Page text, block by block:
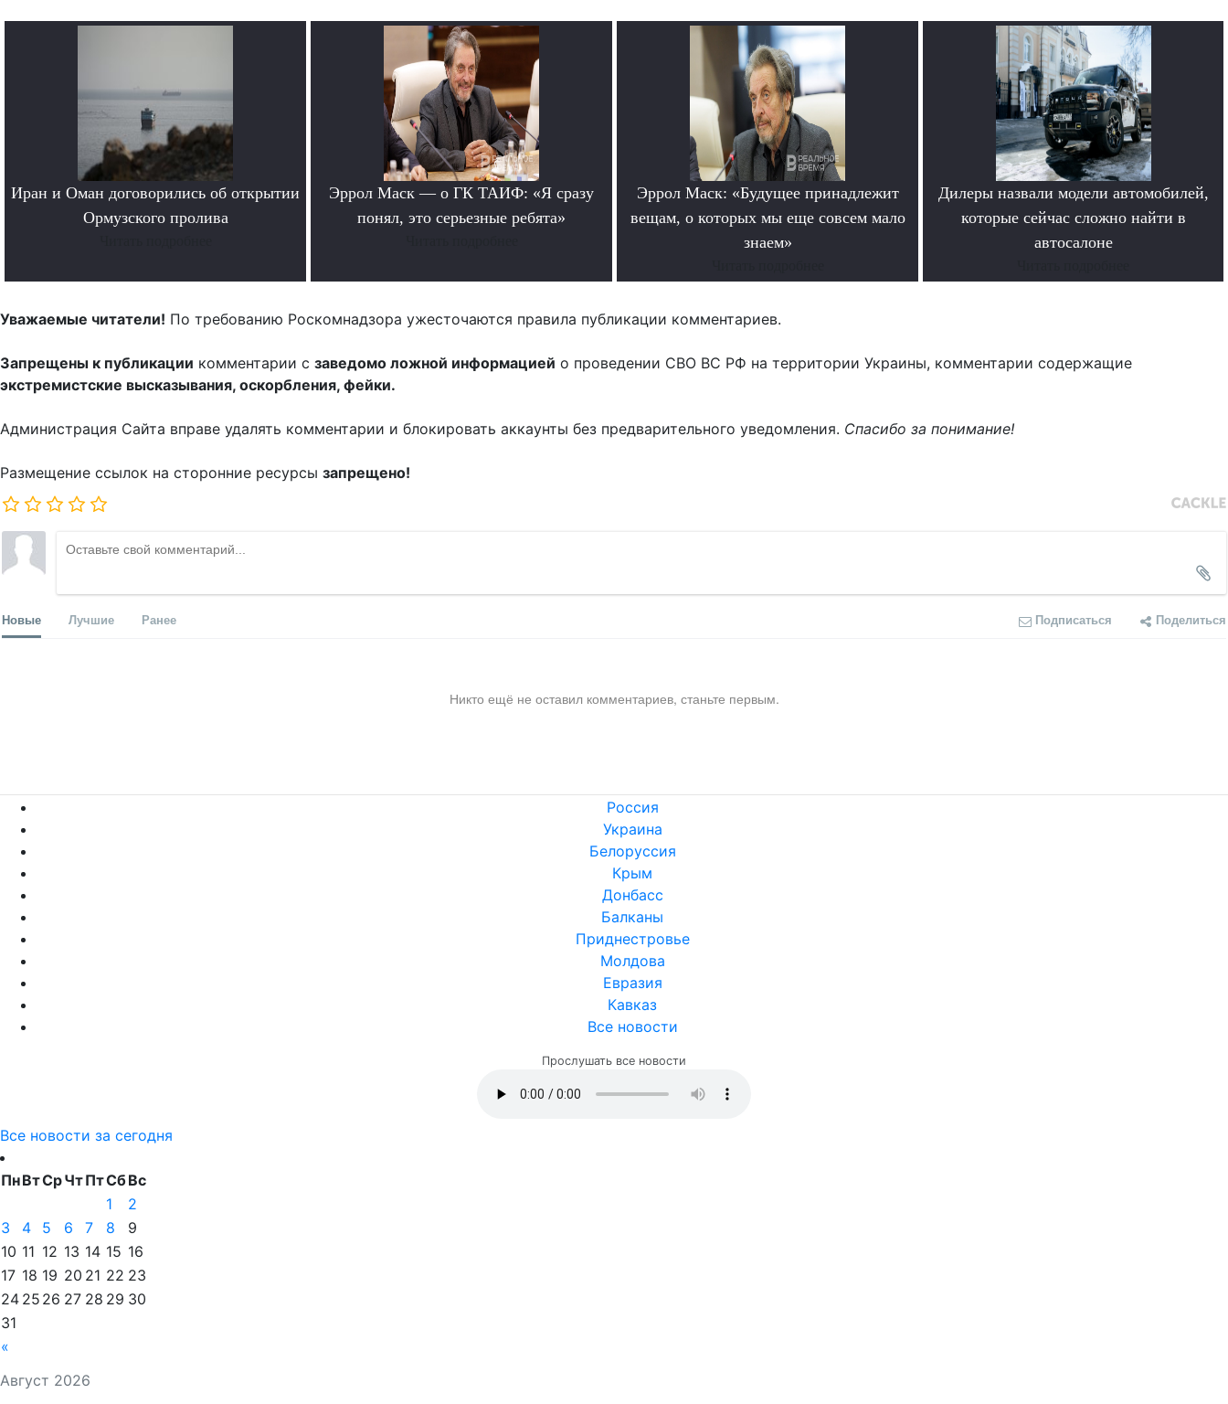
Иран и Оман договорились об открытии
Ормузского пролива
Эррол Маск — о ГК ТАИФ: «Я сразу
понял, это серьезные ребята»
Эррол Маск: «Будущее принадлежит
вещам, о которых мы еще совсем мало
знаем»
Дилеры назвали модели автомобилей,
которые сейчас сложно найти в
автосалоне
Уважаемые читатели! По требованию Роскомнадзора ужесточаются правила публикации комментариев.
Запрещены к публикации комментарии с заведомо ложной информацией о проведении СВО ВС РФ на территории Украины, комментарии содержащие
экстремистские высказывания, оскорбления, фейки.
Администрация Сайта вправе удалять комментарии и блокировать аккаунты без предварительного уведомления. Спасибо за понимание!
Размещение ссылок на сторонние ресурсы запрещено!
Новые Лучшие Ранее Подписаться Поделиться
Никто ещё не оставил комментариев, станьте первым.
Россия
Украина
Белоруссия
Крым
Донбасс
Балканы
Приднестровье
Молдова
Евразия
Кавказ
Все новости
Прослушать все новости
Все новости за сегодня
Август 2026
ПнВтСрЧтПтСбВс
«
1
2
3
4 5 6 7 8
9
10 11 12 13 14 15 16
17 18 19 20 21 22 23
24 25 26 27 28 29 30
31